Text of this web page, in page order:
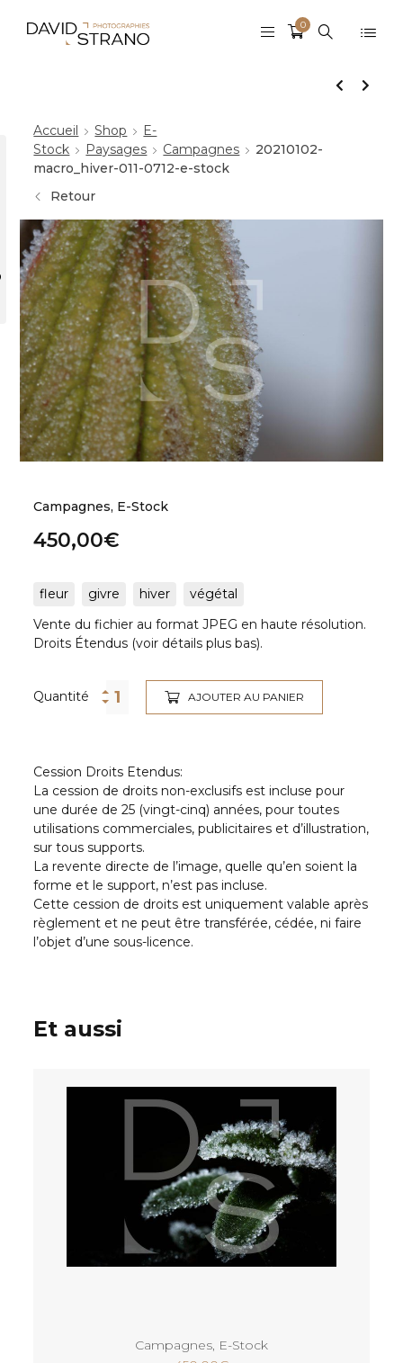
0
Accueil Shop
E-
Stock
Paysages Campagnes
20210102-
macro_hiver-011-0712-e-stock
Retour
Campagnes, E-Stock
450,00€
fleur givre hiver
végétal
Vente du fichier au format JPEG en haute résolution.
Droits Étendus (voir détails plus bas).
Quantité AJOUTER AU PANIER
Cession Droits Etendus:
La cession de droits non-exclusifs est incluse pour
une durée de 25 (vingt-cinq) années, pour toutes
utilisations commerciales, publicitaires et d’illustration,
sur tous supports.
La revente directe de l’image, quelle qu’en soient la
forme et le support, n’est pas incluse.
Cette cession de droits est uniquement valable après
règlement et ne peut être transférée, cédée, ni faire
l’objet d’une sous-licence.
Et aussi
Campagnes, E-Stock